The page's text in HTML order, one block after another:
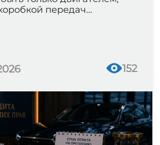
передач...
152